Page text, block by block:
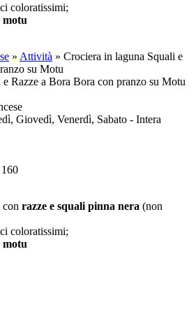
coloratissimi;
motu
» Attività » Crociera in laguna Squali e
su Motu
Razze a Bora Bora con pranzo su Motu
Giovedì, Venerdì, Sabato - Intera
razze e squali pinna nera (non
coloratissimi;
motu